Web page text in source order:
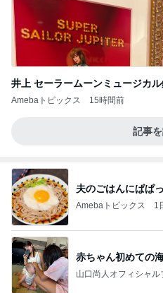
井上 セーラームーンミュージカ
Amebaトピックス 15時間前
記事
夫のごはんにぱぱ
Amebaトピックス 1
赤ちゃん初めての
山口尚人オフィシャル